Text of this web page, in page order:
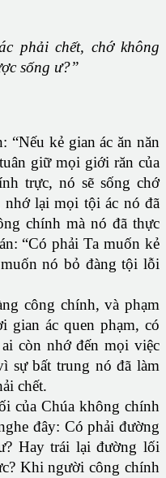
phải chết, chớ không
sống ư?”
“Nếu kẻ gian ác ăn năn
giữ mọi giới răn của
trực, nó sẽ sống chớ
nhớ lại mọi tội ác nó đã
chính mà nó đã thực
“Có phải Ta muốn kẻ
nó bỏ đàng tội lỗi
công chính, và phạm
gian ác quen phạm, có
còn nhớ đến mọi việc
sự bất trung nó đã làm
chết.
của Chúa không chính
đây: Có phải đường
Hay trái lại đường lối
Khi người công chính